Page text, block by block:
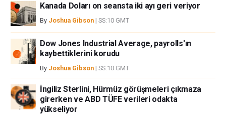
Kanada Doları on seansta iki ayı geri veriyor
By Joshua Gibson | SS:10 GMT
Dow Jones Industrial Average, payrolls'ın
kaybettiklerini korudu
By Joshua Gibson | SS:10 GMT
İngiliz Sterlini, Hürmüz görüşmeleri çıkmaza
girerken ve ABD TÜFE verileri odakta
yükseliyor